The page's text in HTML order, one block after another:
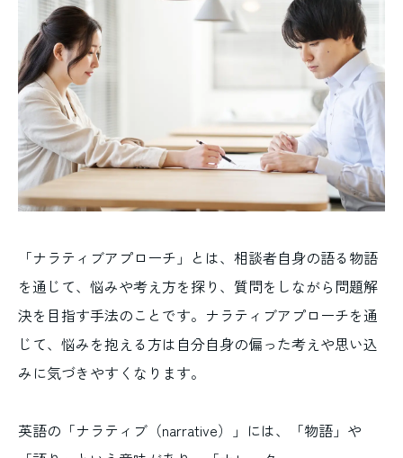
「ナラティブアプローチ」とは、相談者自身の語る物語
を通じて、悩みや考え方を探り、質問をしながら問題解
決を目指す手法のことです。ナラティブアプローチを通
じて、悩みを抱える方は自分自身の偏った考えや思い込
みに気づきやすくなります。
英語の「ナラティブ（narrative）」には、「物語」や